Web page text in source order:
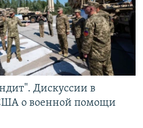
Дискуссии в
о военной помощи